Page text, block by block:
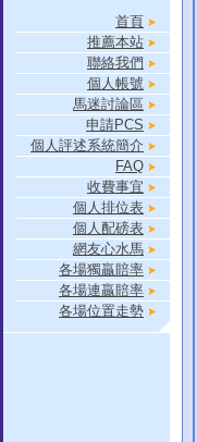
首頁
推薦本站
聯絡我們
個人帳號
馬迷討論區
申請PCS
個人評述系統簡介
FAQ
收費事宜
個人排位表
個人配磅表
網友心水馬
各場獨贏賠率
各場連贏賠率
各場位置走勢